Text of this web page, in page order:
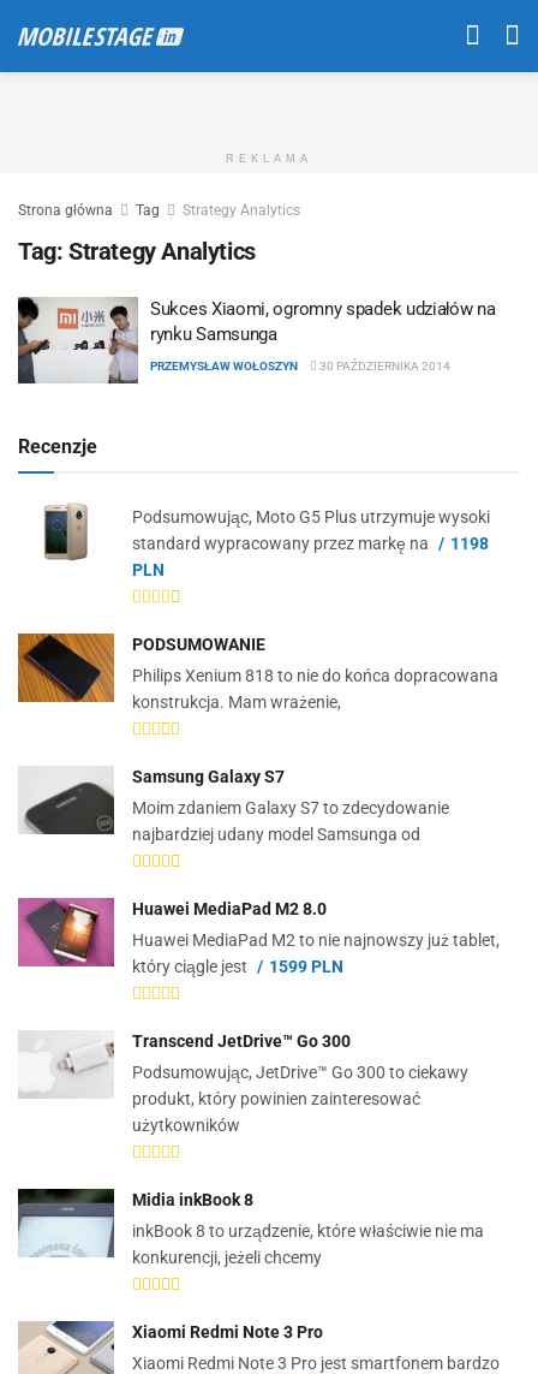
REKLAMA
Strona główna Tag Strategy Analytics
Tag: Strategy Analytics
Sukces Xiaomi, ogromny spadek udziałów na
rynku Samsunga
PRZEMYSŁAW WOŁOSZYN 30 PAŹDZIERNIKA 2014
Recenzje
Podsumowując, Moto G5 Plus utrzymuje wysoki
standard wypracowany przez markę na
1198
PLN
PODSUMOWANIE
Philips Xenium 818 to nie do końca dopracowana
konstrukcja. Mam wrażenie,
Samsung Galaxy S7
Moim zdaniem Galaxy S7 to zdecydowanie
najbardziej udany model Samsunga od
Huawei MediaPad M2 8.0
Huawei MediaPad M2 to nie najnowszy już tablet,
który ciągle jest
1599 PLN
Transcend JetDrive™ Go 300
Podsumowując, JetDrive™ Go 300 to ciekawy
produkt, który powinien zainteresować
użytkowników
Midia inkBook 8
inkBook 8 to urządzenie, które właściwie nie ma
konkurencji, jeżeli chcemy
Xiaomi Redmi Note 3 Pro
Xiaomi Redmi Note 3 Pro jest smartfonem bardzo